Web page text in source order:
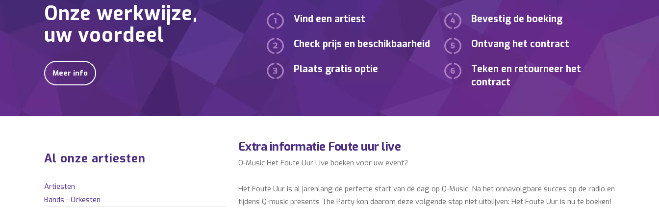
Onze werkwijze,
uw voordeel
Meer info
Vind een artiest
Check prijs en beschikbaarheid
Plaats gratis optie
Bevestig de boeking
Ontvang het contract
Teken en retourneer het
contract
Al onze artiesten
Artiesten
Bands - Orkesten
Extra informatie Foute uur live
Q-Music Het Foute Uur Live boeken voor uw event?
Het Foute Uur is al jarenlang de perfecte start van de dag op Q-Music. Na het onnavolgbare succes op de radio en
tijdens Q-music presents The Party kon daarom deze volgende stap niet uitblijven: Het Foute Uur is nu te boeken!